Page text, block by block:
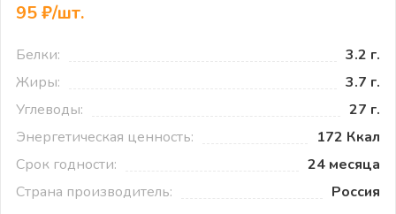
95 ₽/шт.
Белки:
3.2 г.
Жиры:
3.7 г.
Углеводы:
27 г.
Энергетическая ценность:
172 Ккал
Срок годности:
24 месяца
Страна производитель:
Россия